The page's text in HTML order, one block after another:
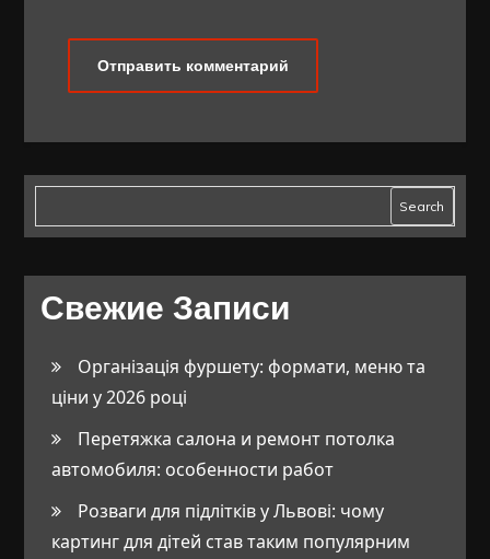
Search
Свежие Записи
Організація фуршету: формати, меню та
ціни у 2026 році
Перетяжка салона и ремонт потолка
автомобиля: особенности работ
Розваги для підлітків у Львові: чому
картинг для дітей став таким популярним